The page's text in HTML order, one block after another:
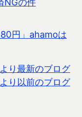
円」ahamoは
より最新のブログ
より以前のブログ